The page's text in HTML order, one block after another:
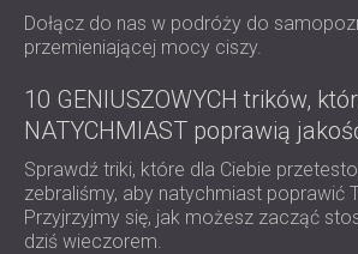
Dołącz do nas w podróży do
przemieniającej mocy ciszy.
10 GENIUSZOWYCH trików,
NATYCHMIAST poprawią
Sprawdź triki, które dla Ciebie
zebraliśmy, aby natychmiast poprawić
Przyjrzyjmy się, jak możesz zacząć
dziś wieczorem.